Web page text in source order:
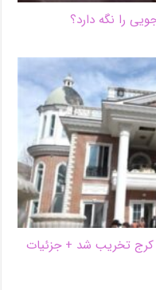
را نگه دارد؟
کرج تخریب شد + جزئیات